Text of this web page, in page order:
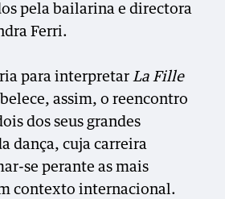
pela bailarina e directora
Ferri.
para interpretarLa Fille
assim, o reencontro
dos seus grandes
dança, cuja carreira
se perante as mais
contexto internacional.